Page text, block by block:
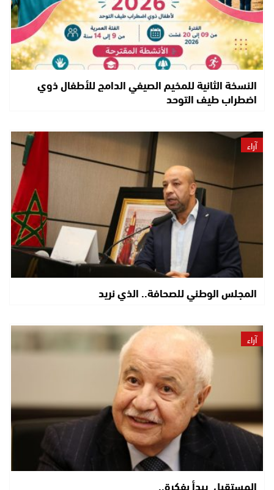
النسخة الثانية للمخيم الصيفي الدامج للأطفال ذوي
اضطراب طيف التوحد
آراء
المجلس الوطني للصحافة.. الذي نريد
آراء